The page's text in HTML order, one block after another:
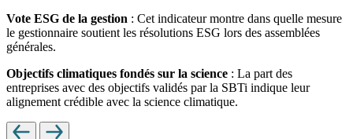
Vote ESG de la gestion : Cet indicateur montre dans quelle mesure
le gestionnaire soutient les résolutions ESG lors des assemblées
générales.
Objectifs climatiques fondés sur la science : La part des
entreprises avec des objectifs validés par la SBTi indique leur
alignement crédible avec la science climatique.